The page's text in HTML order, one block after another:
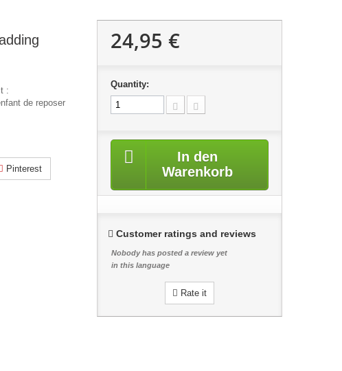
:
de reposer
Pinterest
24,95 €
Quantity:
In den
Warenkorb
Customer ratings and reviews
Nobody has posted a review yet
in this language
Rate it